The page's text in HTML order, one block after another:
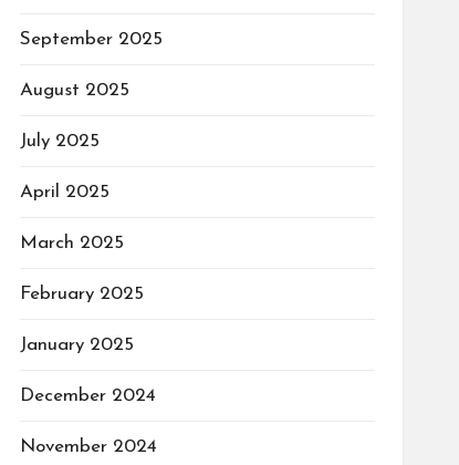
September 2025
August 2025
July 2025
April 2025
March 2025
February 2025
January 2025
December 2024
November 2024